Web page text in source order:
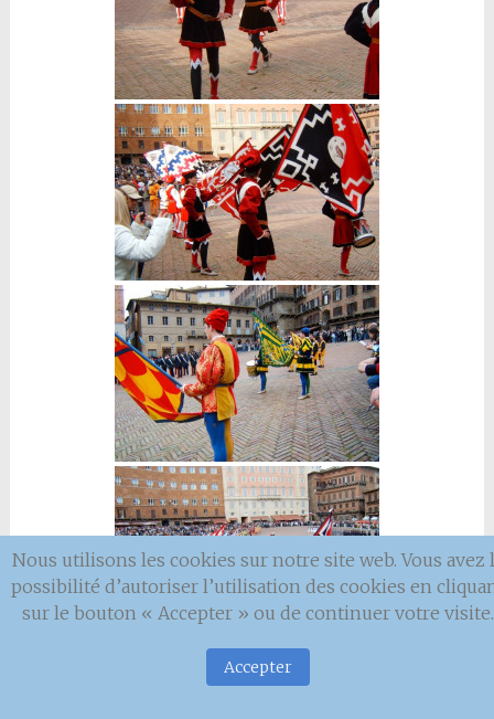
Nous utilisons les cookies sur notre site web. Vous avez
possibilité d’autoriser l’utilisation des cookies en
sur le bouton « Accepter » ou de continuer votre visite.
Accepter